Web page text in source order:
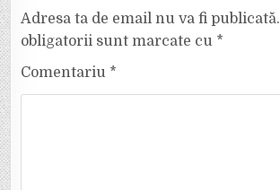
Adresa ta de email nu va fi publicată.
obligatorii sunt marcate cu *
Comentariu *